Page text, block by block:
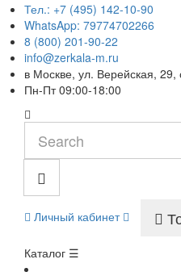
Тел.: +7 (495) 142-10-90
WhatsApp: 79774702266
8 (800) 201-90-22
info@zerkala-m.ru
в Москве, ул. Верейская, 29,
Пн-Пт 09:00-18:00
Личный кабинет
Каталог ☰